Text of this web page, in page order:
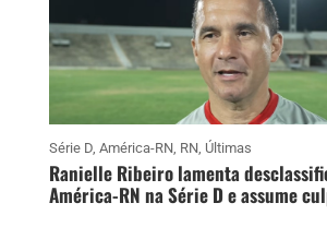
Série D, América-RN, RN, Últimas
Ranielle Ribeiro lamenta
América-RN na Série D e assume